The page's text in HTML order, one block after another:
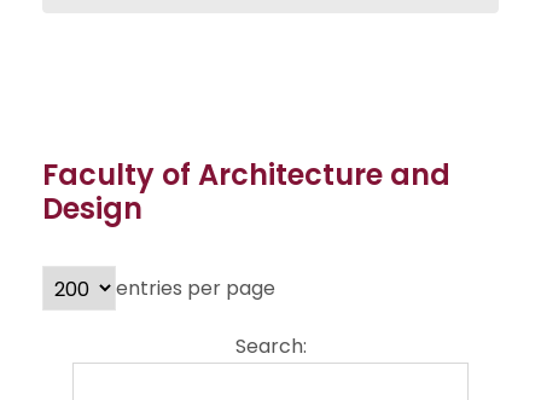
Faculty of Architecture and
Design
entries per page
Search: